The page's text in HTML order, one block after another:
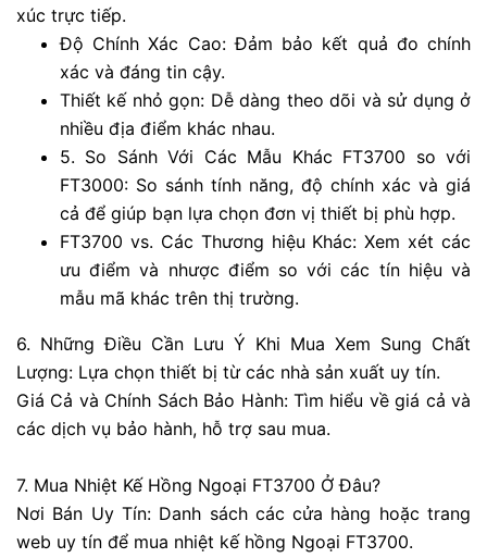
xúc trực tiếp.
Độ Chính Xác Cao: Đảm bảo kết quả đo chính
xác và đáng tin cậy.
Thiết kế nhỏ gọn: Dễ dàng theo dõi và sử dụng ở
nhiều địa điểm khác nhau.
5. So Sánh Với Các Mẫu Khác FT3700 so với
FT3000: So sánh tính năng, độ chính xác và giá
cả để giúp bạn lựa chọn đơn vị thiết bị phù hợp.
FT3700 vs. Các Thương hiệu Khác: Xem xét các
ưu điểm và nhược điểm so với các tín hiệu và
mẫu mã khác trên thị trường.
6. Những Điều Cần Lưu Ý Khi Mua Xem Sung Chất
Lượng: Lựa chọn thiết bị từ các nhà sản xuất uy tín.
Giá Cả và Chính Sách Bảo Hành: Tìm hiểu về giá cả và
các dịch vụ bảo hành, hỗ trợ sau mua.
7. Mua Nhiệt Kế Hồng Ngoại FT3700 Ở Đâu?
Nơi Bán Uy Tín: Danh sách các cửa hàng hoặc trang
web uy tín để mua nhiệt kế hồng Ngoại FT3700.